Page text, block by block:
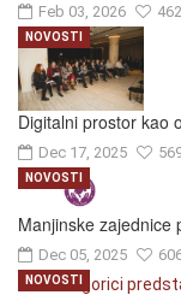
Feb 03, 2026 462
Digitalni prostor kao
Dec 17, 2025
NOVOSTI
Manjinske
Dec 05, 2025
NOVOSTI
NOVOSTI